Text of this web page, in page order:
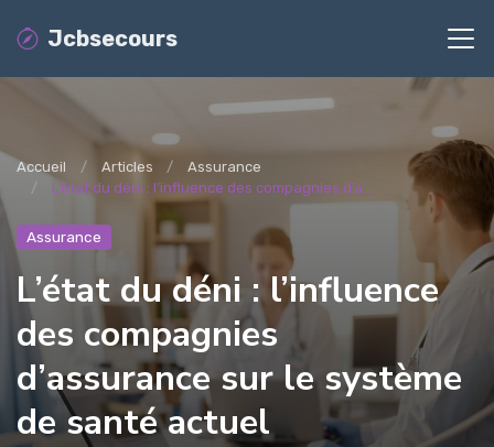
Jcbsecours
Accueil Articles
Assurance
L’état du déni : l’influence des compagnies d’a...
Assurance
L’état du déni : l’influence
des compagnies
d’assurance sur le système
de santé actuel